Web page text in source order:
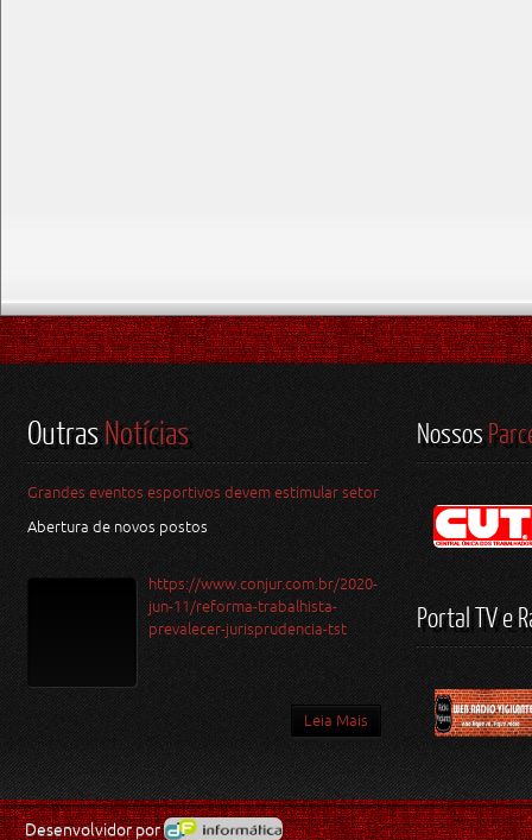
OutrasNotícias
Grandes eventos esportivos devem estimular setor
Abertura de novos postos
https://www.conjur.com.br/2020-
jun-11/reforma-trabalhista-
prevalecer-jurisprudencia-tst
Leia Mais
Nossos
Portal TV e
Desenvolvidor por